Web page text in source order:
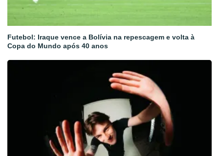
Futebol: Iraque vence a Bolívia na repescagem e volta à
Copa do Mundo após 40 anos